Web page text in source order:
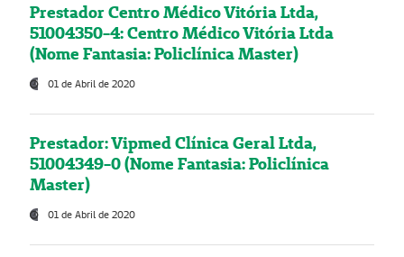
Prestador Centro Médico Vitória Ltda,
51004350-4: Centro Médico Vitória Ltda
(Nome Fantasia: Policlínica Master)
01 de Abril de 2020
Prestador: Vipmed Clínica Geral Ltda,
51004349-0 (Nome Fantasia: Policlínica
Master)
01 de Abril de 2020